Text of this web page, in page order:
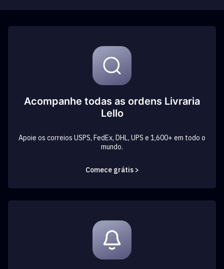
Acompanhe todas as ordens Livraria
Lello
Apoie os correios USPS, FedEx, DHL, UPS e 1,600+ em todo o
mundo.
Comece grátis >